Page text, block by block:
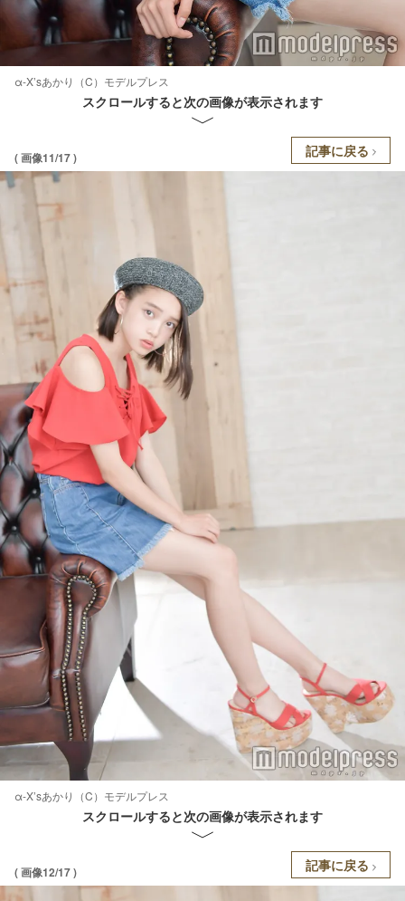
α-X’sあかり（C）モデルプレス
スクロールすると次の画像が表示されます
( 画像11/17 ) 記事に戻る
α-X’sあかり（C）モデルプレス
スクロールすると次の画像が表示されます
( 画像12/17 ) 記事に戻る